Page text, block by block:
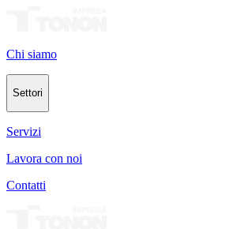
Chi siamo
Settori
Servizi
Lavora con noi
Contatti